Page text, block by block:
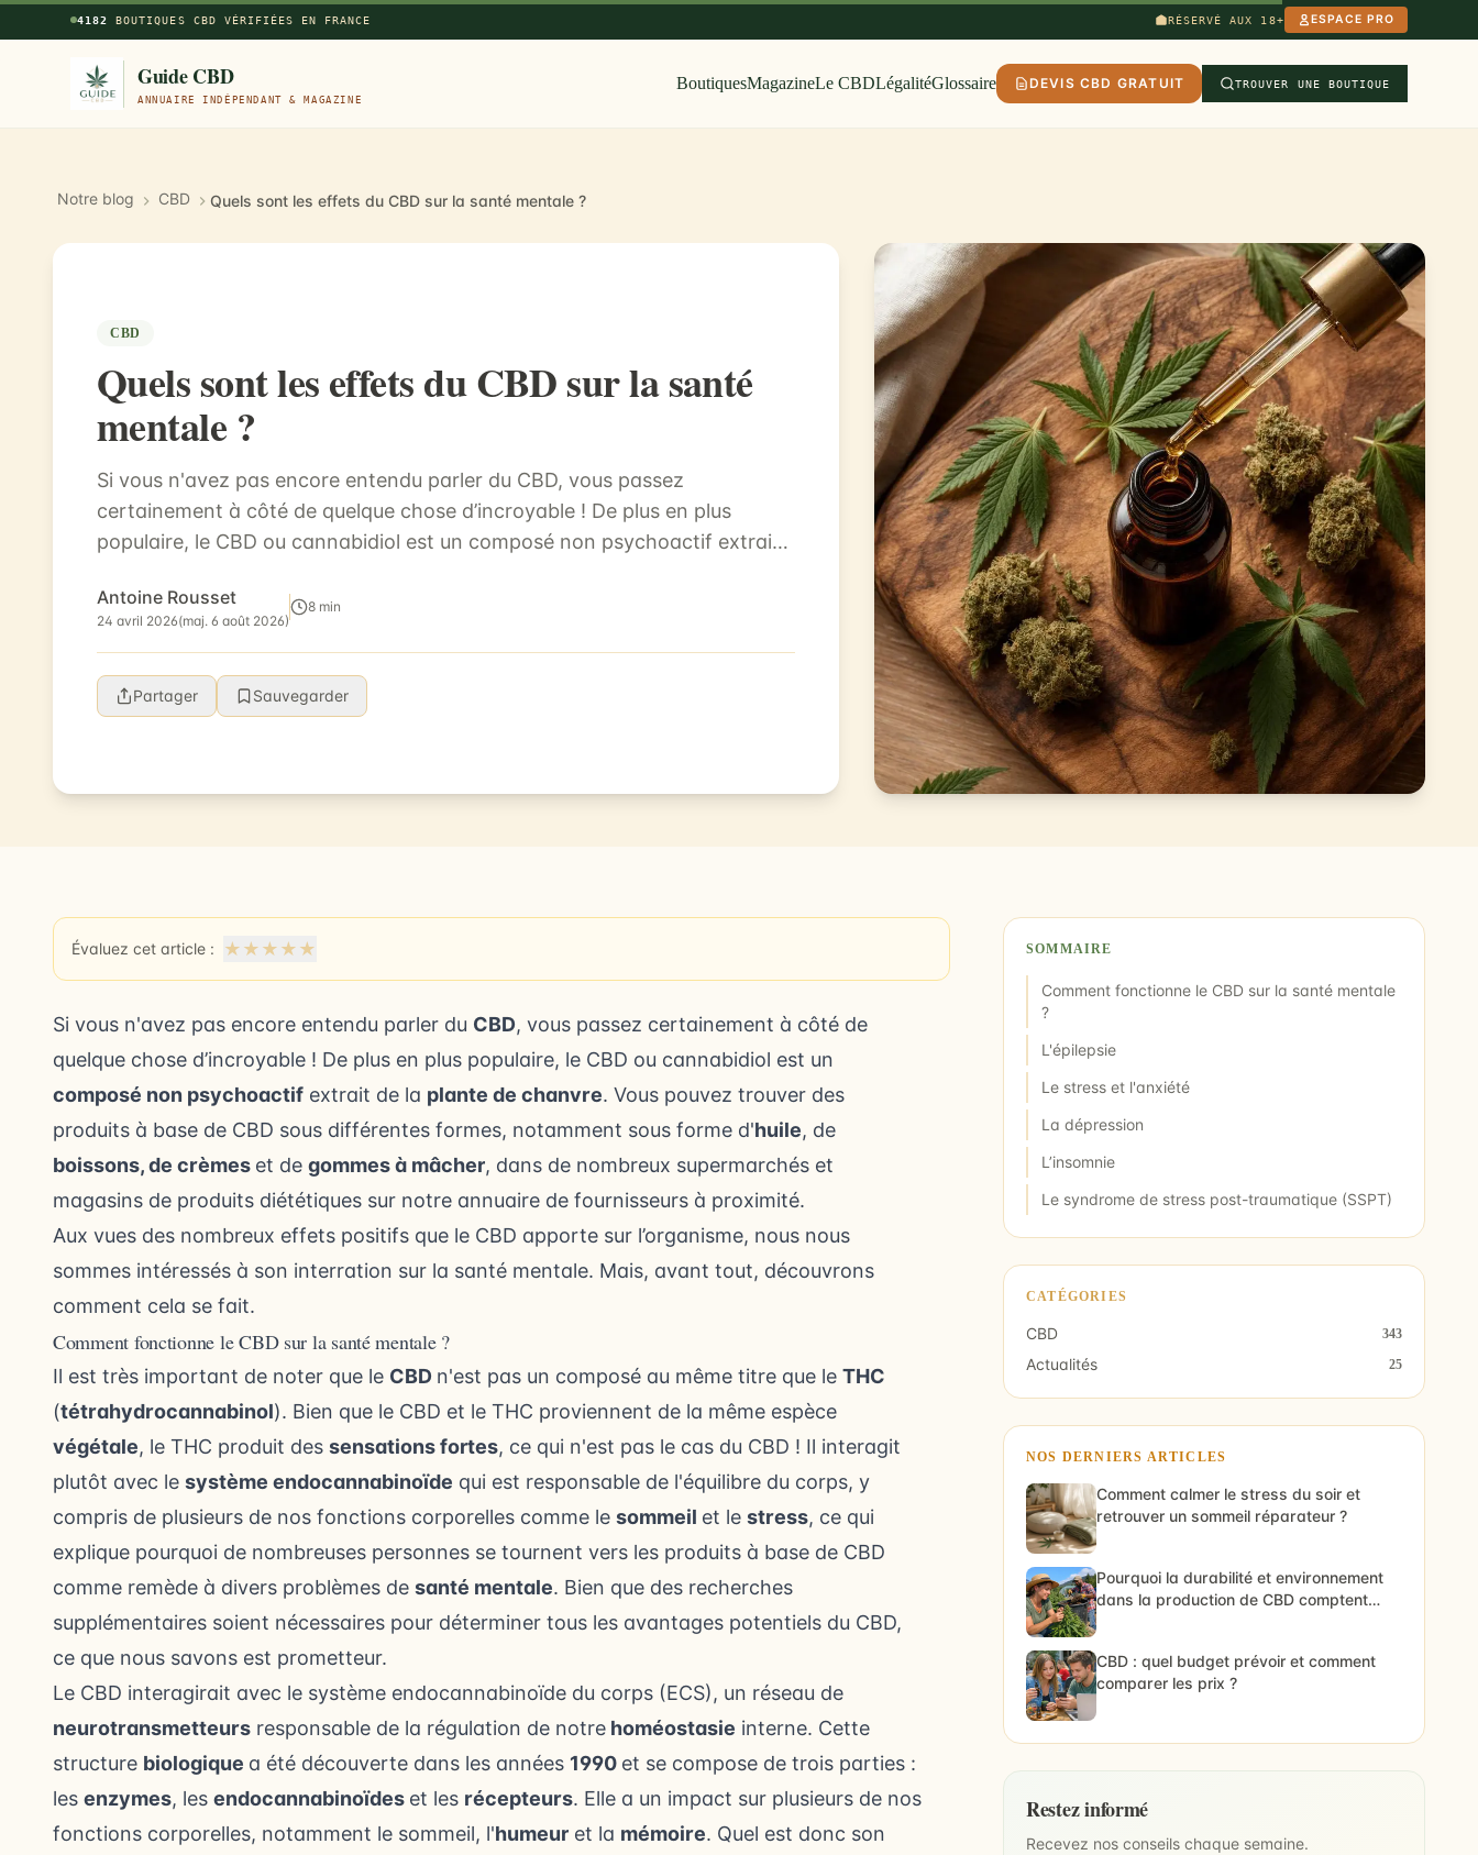
Aller au contenu principal
4182 BOUTIQUES CBD VÉRIFIÉES EN FRANCE RÉSERVÉ AUX 18+ ESPACE PRO
Guide CBD
ANNUAIRE INDÉPENDANT & MAGAZINE
BoutiquesMagazineLe CBDLégalitéGlossaire DEVIS CBD GRATUIT TROUVER UNE BOUTIQUE
Notre blog CBD Quels sont les effets du CBD sur la santé mentale ?
CBD
Quels sont les effets du CBD sur la santé
mentale ?
Si vous n'avez pas encore entendu parler du CBD, vous passez
certainement à côté de quelque chose d’incroyable ! De plus en plus
populaire, le CBD ou cannabidiol est un composé non psychoactif extrait
Antoine Rousset
24 avril 2026(maj. 6 août 2026)
8 min
Partager Sauvegarder
Évaluez cet article : ★ ★ ★ ★ ★
Si vous n'avez pas encore entendu parler du CBD, vous passez certainement à côté de
quelque chose d’incroyable ! De plus en plus populaire, le CBD ou cannabidiol est un
composé non psychoactif extrait de la plante de chanvre. Vous pouvez trouver des
produits à base de CBD sous différentes formes, notamment sous forme d'huile, de
boissons, de crèmes et de gommes à mâcher, dans de nombreux supermarchés et
magasins de produits diététiques sur notre annuaire de fournisseurs à proximité.
Aux vues des nombreux effets positifs que le CBD apporte sur l’organisme, nous nous
sommes intéressés à son interration sur la santé mentale. Mais, avant tout, découvrons
comment cela se fait.
Comment fonctionne le CBD sur la santé mentale ?
Il est très important de noter que le CBD n'est pas un composé au même titre que le THC
(tétrahydrocannabinol). Bien que le CBD et le THC proviennent de la même espèce
végétale, le THC produit des sensations fortes, ce qui n'est pas le cas du CBD ! Il interagit
plutôt avec le système endocannabinoïde qui est responsable de l'équilibre du corps, y
compris de plusieurs de nos fonctions corporelles comme le sommeil et le stress, ce qui
explique pourquoi de nombreuses personnes se tournent vers les produits à base de CBD
comme remède à divers problèmes de santé mentale. Bien que des recherches
supplémentaires soient nécessaires pour déterminer tous les avantages potentiels du CBD,
ce que nous savons est prometteur.
Le CBD interagirait avec le système endocannabinoïde du corps (ECS), un réseau de
neurotransmetteurs responsable de la régulation de notre homéostasie interne. Cette
structure biologique a été découverte dans les années 1990 et se compose de trois parties :
les enzymes, les endocannabinoïdes et les récepteurs. Elle a un impact sur plusieurs de nos
fonctions corporelles, notamment le sommeil, l'humeur et la mémoire. Quel est donc son
SOMMAIRE
Comment fonctionne le CBD sur la santé mentale
?
L'épilepsie
Le stress et l'anxiété
La dépression
L’insomnie
Le syndrome de stress post-traumatique (SSPT)
CATÉGORIES
CBD 343
Actualités 25
NOS DERNIERS ARTICLES
Comment calmer le stress du soir et
retrouver un sommeil réparateur ?
Pourquoi la durabilité et environnement
dans la production de CBD comptent
CBD : quel budget prévoir et comment
comparer les prix ?
Restez informé
Recevez nos conseils chaque semaine.